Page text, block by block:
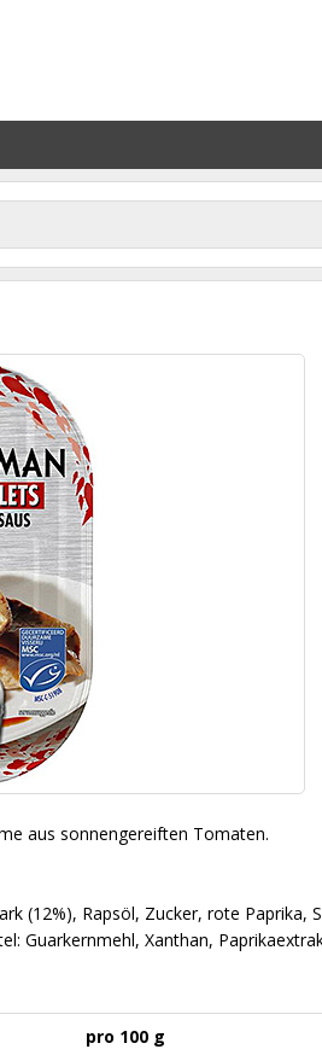
aus sonnengereiften Tomaten.
(12%), Rapsöl, Zucker, rote
Guarkernmehl, Xanthan,
pro 100 g